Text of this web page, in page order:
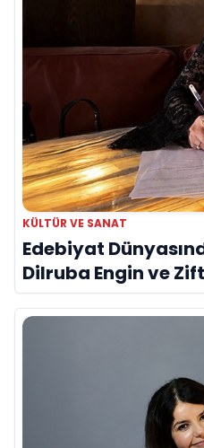
KÜLTÜR VE SANAT
Edebiyat
Dilruba Engin ve Zift